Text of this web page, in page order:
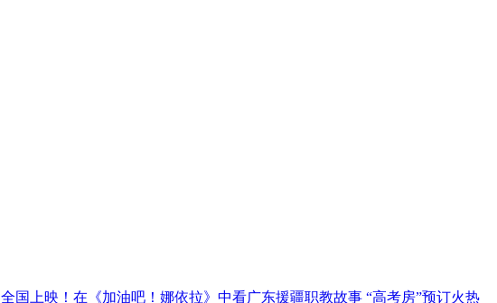
全国上映！在《加油吧！娜依拉》中看广东援疆职教故事 “高考房”预订火热